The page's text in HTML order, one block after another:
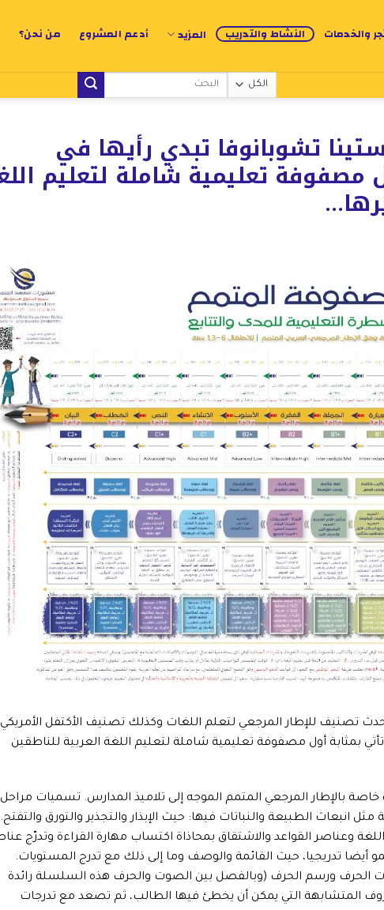
والخدمات النشاط والتدريب المزيد أدعم المشروع من نحن؟
تشوبانوفا تبدي رأيها في
تعليمية شاملة لتعليم
تصنيف للإطار المرجعي لتعلم اللغات وكذلك تصنيف الأكتفل الأمريكي
تأتي بمثابة أول مصفوفة تعليمية شاملة لتعليم اللغة العربية للناطقين
بالإطار المرجعي المتمم الموجه إلى تلاميذ المدارس. تسميات مراحل
انبعاث الطبيعة والنباتات فيها: حيث الإبذار والتجذير والتورق والتفتح.
وعناصر القواعد والاشتقاق بمحاذاة اكتساب مهارة القراءة وتدرّج
أيضا تدريجيا، حيث القائمة والوصف وما إلى ذلك مع تدرج المستويات.
الحرف ورسم الحرف (وبالفصل بين الصوت والحرف هذه السلسلة رائدة
المتشابهة التي يمكن أن يخطئ فيها الطالب، ثم تصعد مع تدرجات